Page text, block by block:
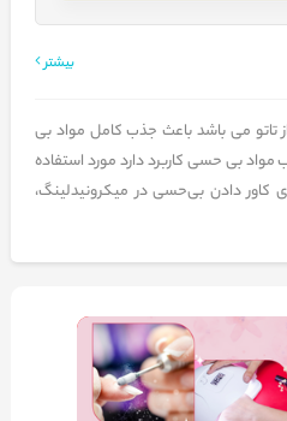
بیشتر
از تاتو می باشد باعث جذب کامل مواد بی
مواد بی حسی کاربرد دارد مورد استفاده
کاور دادن بی‌حسی در میکرونیدلینگ،